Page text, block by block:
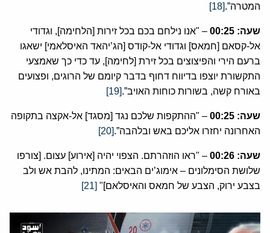
המטרה”.[18]
שעה: 00:25 – "אנו נילחם בכם בכל זירות [הלחימה], וגדודי
אל-קסאם [חמאס] וגדודי אל-קודס [הג’יהאד האיסלאמי] ישאגו
ברעם הירי והפיצוצים בכל זירת [לחימה], עד כדי כך שאמצעי
התקשורת יוצפו בדיווח דחוף בדבר קיומם של הרוגים, ופצועים
באורח קשה, בשורות כוחות האויב”.[19]
שעה: 00:25 – "ההתקפות שלכם נגד [מסגד] אל-אקצה בתקופה
האחרונה יחזרו אליכם באש ובלהבה”.[20]
שעה: 00:26 – "ראו הוזהרתם. הצפוי יהיה [אירוע] עצום. [צורפו
שלושת הסימלונים – אימוג’ים הבאים: המתינו, להבת אש ולב
בצבע ירוק, הצבע של חמאס והאיסלאם]" [21]